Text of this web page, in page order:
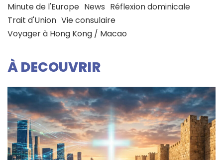
Minute de l'Europe News Réflexion dominicale
Trait d'Union Vie consulaire
Voyager à Hong Kong / Macao
À DECOUVRIR